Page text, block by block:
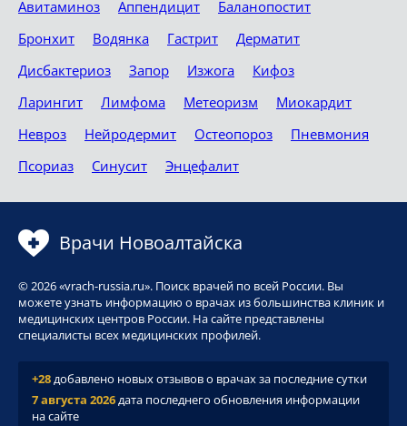
Авитаминоз Аппендицит
Баланопостит
Бронхит
Водянка Гастрит
Дерматит
Дисбактериоз
Запор Изжога
Кифоз
Ларингит
Лимфома Метеоризм
Миокардит
Невроз
Нейродермит Остеопороз
Пневмония
Псориаз
Синусит Энцефалит
Врачи Новоалтайска
© 2026 «vrach-russia.ru». Поиск врачей по всей России. Вы
можете узнать информацию о врачах из большинства клиник и
медицинских центров России. На сайте представлены
специалисты всех медицинских профилей.
+28добавлено новых отзывов о врачах за последние сутки
7 августа 2026дата последнего обновления информации
на сайте